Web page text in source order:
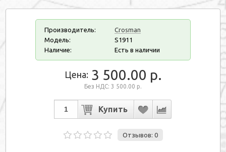
Производитель:
Crosman
Модель:
S1911
Наличие:
Есть в наличии
Цена: 3 500.00 р.
Без НДС: 3 500.00 р.
Отзывов: 0